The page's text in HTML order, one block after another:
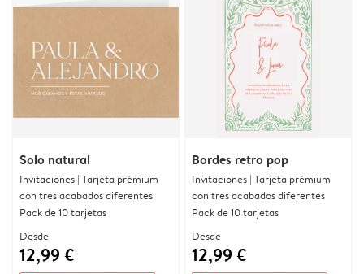
Solo natural
Invitaciones | Tarjeta prémium
con tres acabados diferentes
Pack de 10 tarjetas
Desde
12,99 €
Bordes retro pop
Invitaciones | Tarjeta prémium
con tres acabados diferentes
Pack de 10 tarjetas
Desde
12,99 €